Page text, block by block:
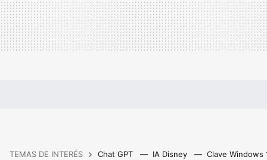
TEMAS DE INTERÉS Chat GPT IA Disney Clave Windows